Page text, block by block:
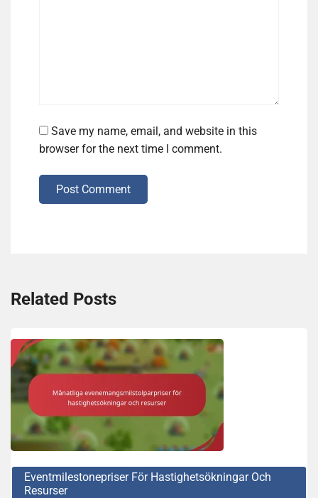
Save my name, email, and website in this
browser for the next time I comment.
Post Comment
Related Posts
Eventmilestonepriser För Hastighetsökningar Och
Resurser